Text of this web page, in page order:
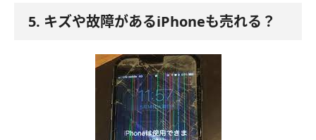
5. キズや故障があるiPhoneも売れる？